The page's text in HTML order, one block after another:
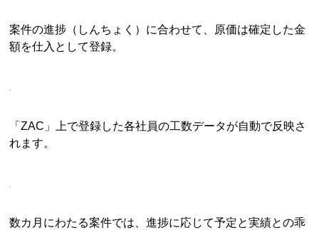
案件の進捗（しんちょく）に合わせて、原価は確定した金
額を仕入として登録。
「ZAC」上で登録した各社員の工数データが自動で反映さ
れます。
数カ月にわたる案件では、進捗に応じて予定と実績との乖